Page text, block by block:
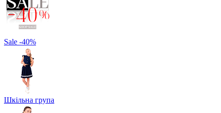
Sale -40%
Шкільна група